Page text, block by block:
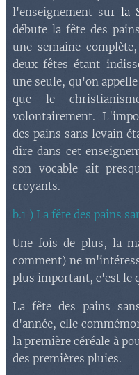
l'enseignement sur la
débute la fête des
une semaine
deux fêtes étant
une seule, qu'on
que le
volontairement.
des pains sans levain
dire dans cet
son vocable ait
croyants.
b.1 ) La fête des pains
Une fois de plus, la
comment) ne
plus important, c'est le
La fête des pains
d'année, elle
la première céréale à
des premières pluies.